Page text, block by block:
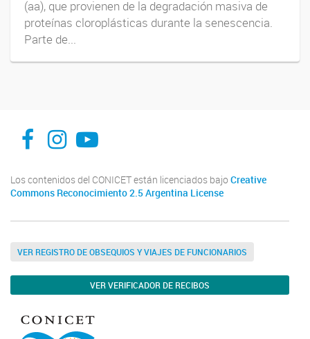
(aa), que provienen de la degradación masiva de
proteínas cloroplásticas durante la senescencia.
Parte de...
INFIVE La Plata Instituto de Fisiología Vegetal, La Plata
Los contenidos del CONICET están licenciados bajo Creative
Commons Reconocimiento 2.5 Argentina License
VER REGISTRO DE OBSEQUIOS Y VIAJES DE FUNCIONARIOS
VER VERIFICADOR DE RECIBOS